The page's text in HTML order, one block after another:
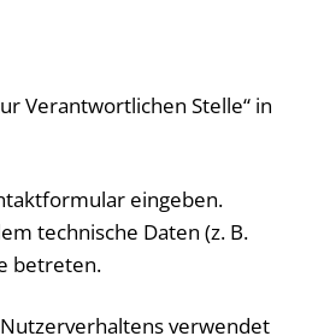
Verantwortlichen Stelle“ in
eingeben.
technische Daten (z. B.
betreten.
verwendet